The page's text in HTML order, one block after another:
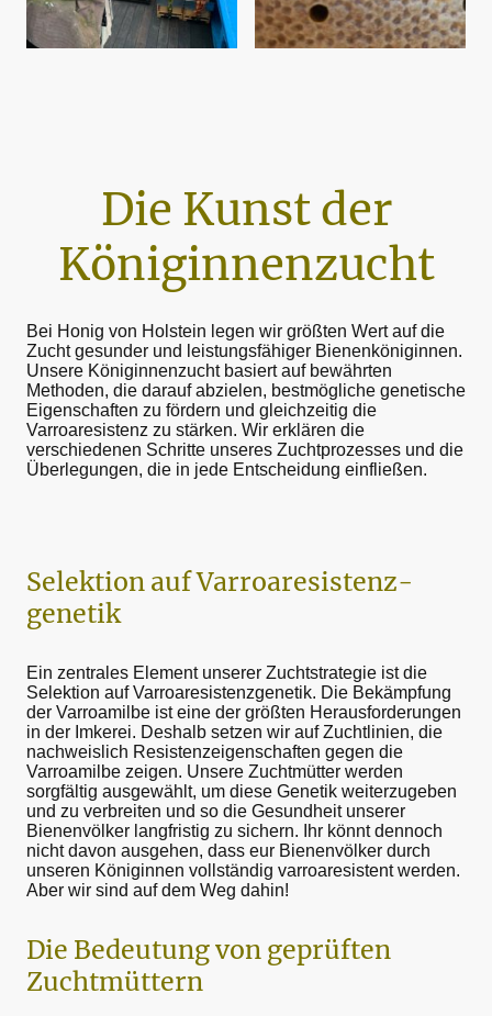
Die Kunst der
Königinnenzucht
Bei Honig von Holstein legen wir größten Wert auf die
Zucht gesunder und leistungsfähiger Bienenköniginnen.
Unsere Königinnenzucht basiert auf bewährten
Methoden, die darauf abzielen, bestmögliche genetische
Eigenschaften zu fördern und gleichzeitig die
Varroaresistenz zu stärken. Wir erklären die
verschiedenen Schritte unseres Zuchtprozesses und die
Überlegungen, die in jede Entscheidung einfließen.
Selektion auf Varroaresistenz-
genetik
Ein zentrales Element unserer Zuchtstrategie ist die
Selektion auf Varroaresistenzgenetik. Die Bekämpfung
der Varroamilbe ist eine der größten Herausforderungen
in der Imkerei. Deshalb setzen wir auf Zuchtlinien, die
nachweislich Resistenzeigenschaften gegen die
Varroamilbe zeigen. Unsere Zuchtmütter werden
sorgfältig ausgewählt, um diese Genetik weiterzugeben
und zu verbreiten und so die Gesundheit unserer
Bienenvölker langfristig zu sichern. Ihr könnt dennoch
nicht davon ausgehen, dass eur Bienenvölker durch
unseren Königinnen vollständig varroaresistent werden.
Aber wir sind auf dem Weg dahin!
Die Bedeutung von geprüften
Zuchtmüttern